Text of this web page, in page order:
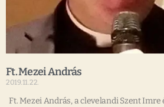
Ft. Mezei András
2019.11.22.
Ft. Mezei András, a clevelandi Szent Imre